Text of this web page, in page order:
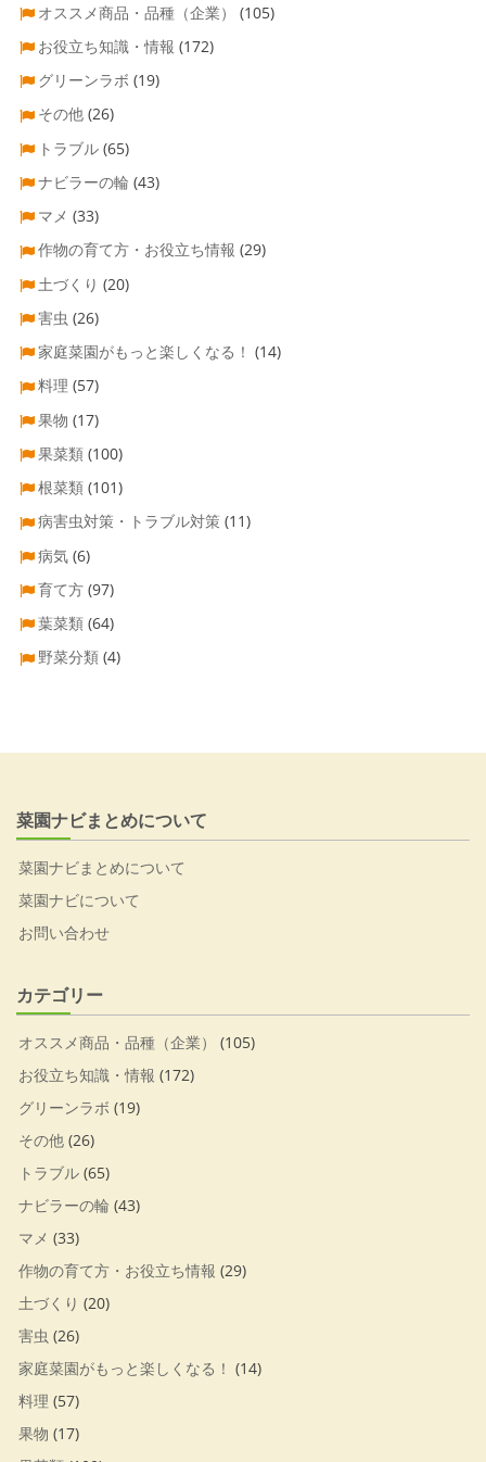
オススメ商品・品種（企業）
(105)
お役立ち知識・情報 (172)
グリーンラボ (19)
その他 (26)
トラブル (65)
ナビラーの輪 (43)
マメ (33)
作物の育て方・お役立ち情報 (29)
土づくり (20)
害虫 (26)
家庭菜園がもっと楽しくなる！ (14)
料理 (57)
果物 (17)
果菜類 (100)
根菜類 (101)
病害虫対策・トラブル対策 (11)
病気 (6)
育て方 (97)
葉菜類 (64)
野菜分類 (4)
菜園ナビまとめについて
菜園ナビまとめについて
菜園ナビについて
お問い合わせ
カテゴリー
オススメ商品・品種（企業）
(105)
お役立ち知識・情報 (172)
グリーンラボ (19)
その他 (26)
トラブル (65)
ナビラーの輪 (43)
マメ (33)
作物の育て方・お役立ち情報 (29)
土づくり (20)
害虫 (26)
家庭菜園がもっと楽しくなる！ (14)
料理 (57)
果物 (17)